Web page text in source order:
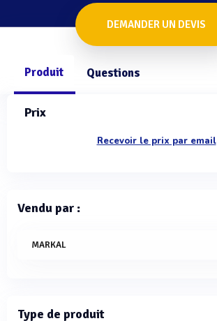
DEMANDER UN DEVIS
Produit Questions
Prix
Recevoir le prix par email
Vendu par :
MARKAL
Type de produit